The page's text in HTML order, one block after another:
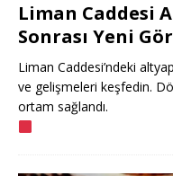
Liman Caddesi
Sonrası Yeni
Liman Caddesi’ndeki
ve gelişmeleri keşfedin.
ortam sağlandı.